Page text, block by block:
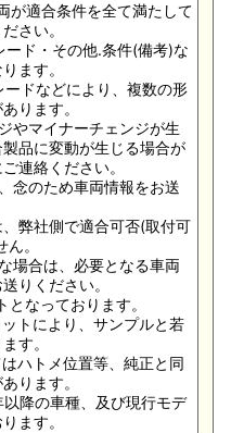
が適合条件を全て満たして
さい。
ド・その他.条件(備考)な
ます。
ドなどにより、複数の形
ります。
やマイナーチェンジが生
品に変動が生じる場合が
連絡ください。
念のため車両情報をお送
弊社側で適合可否(取付可
。
場合は、必要となる車両
りください。
なっております。
トにより、サンプルと若
す。
ハトメ位置等、純正と同
ります。
降の車種、及び現行モデ
ます。